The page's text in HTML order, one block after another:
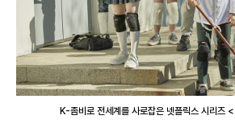
K-좀비로 전세계를 사로잡은 넷플릭스 시리즈